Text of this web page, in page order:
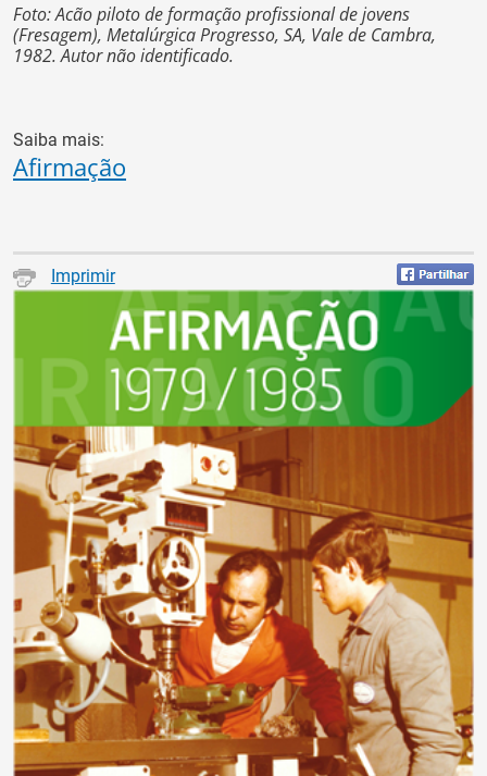
Foto: Acão piloto de formação profissional de jovens
(Fresagem), Metalúrgica Progresso, SA, Vale de Cambra,
1982. Autor não identificado.
Saiba mais:
Afirmação
Imprimir